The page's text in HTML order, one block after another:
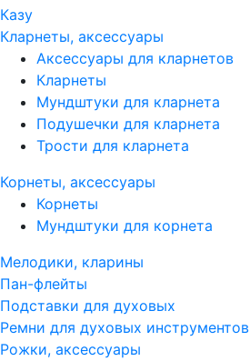
Казу
Кларнеты, аксессуары
Аксессуары для кларнетов
Кларнеты
Мундштуки для кларнета
Подушечки для кларнета
Трости для кларнета
Корнеты, аксессуары
Корнеты
Мундштуки для корнета
Мелодики, кларины
Пан-флейты
Подставки для духовых
Ремни для духовых инструментов
Рожки, аксессуары